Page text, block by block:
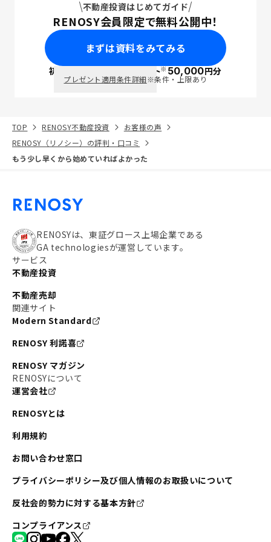
不動産投資はじめてガイド
RENOSY会員限定で無料公開中！
まずは資料をみてみる
初回面談で ポイント※50,000円分
プレゼント適用条件詳細※条件・上限あり
TOP RENOSY不動産投資
お客様の声
RENOSY（リノシー）の評判・口コミ
もう少し早くから始めていればよかった
RENOSYは、東証グロース上場企業である
GA technologiesが運営しています。
サービス
不動産投資
不動産売却
関連サイト
Modern Standard
RENOSY 利諾喜
RENOSY マガジン
RENOSYについて
運営会社
RENOSYとは
利用規約
お問い合わせ窓口
プライバシーポリシー及び個人情報のお取扱いについて
反社会的勢力に対する基本方針
コンプライアンス